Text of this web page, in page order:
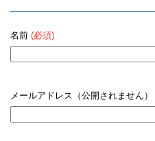
名前 (必須)
メールアドレス（公開されません）